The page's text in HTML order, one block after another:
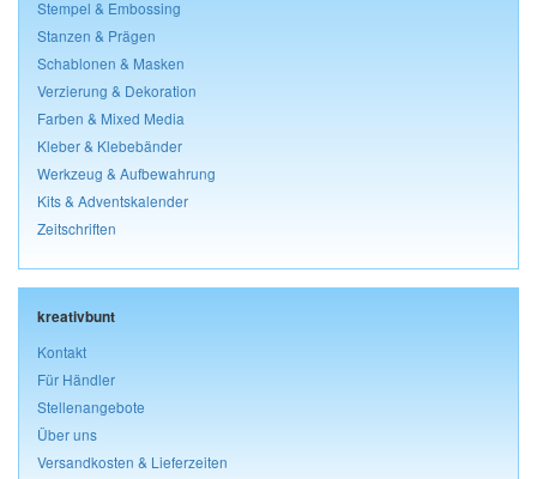
Stempel & Embossing
Stanzen & Prägen
Schablonen & Masken
Verzierung & Dekoration
Farben & Mixed Media
Kleber & Klebebänder
Werkzeug & Aufbewahrung
Kits & Adventskalender
Zeitschriften
kreativbunt
Kontakt
Für Händler
Stellenangebote
Über uns
Versandkosten & Lieferzeiten